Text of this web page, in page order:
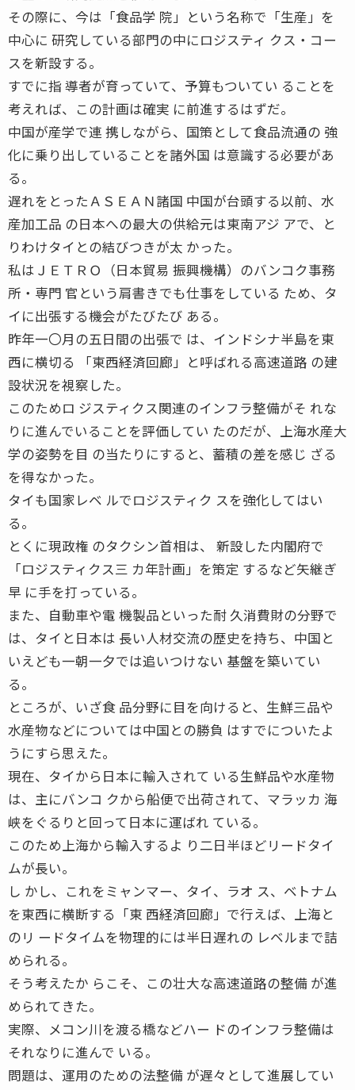
その際に、今は「食品学 院」という名称で「生産」を
中心に 研究している部門の中にロジスティ クス・コー
スを新設する。
すでに指 導者が育っていて、予算もついてい ることを
考えれば、この計画は確実 に前進するはずだ。
中国が産学で連 携しながら、国策として食品流通の 強
化に乗り出していることを諸外国 は意識する必要があ
る。
遅れをとったＡＳＥＡＮ諸国 中国が台頭する以前、水
産加工品 の日本への最大の供給元は東南アジ アで、と
りわけタイとの結びつきが太 かった。
私はＪＥＴＲＯ（日本貿易 振興機構）のバンコク事務
所・専門 官という肩書きでも仕事をしている ため、タ
イに出張する機会がたびたび ある。
昨年一〇月の五日間の出張で は、インドシナ半島を東
西に横切る 「東西経済回廊」と呼ばれる高速道路 の建
設状況を視察した。
このためロ ジスティクス関連のインフラ整備がそ れな
りに進んでいることを評価してい たのだが、上海水産大
学の姿勢を目 の当たりにすると、蓄積の差を感じ ざる
を得なかった。
タイも国家レベ ルでロジスティク スを強化してはい
る。
とくに現政権 のタクシン首相は、 新設した内閣府で
「ロジスティクス三 カ年計画」を策定 するなど矢継ぎ
早 に手を打っている。
また、自動車や電 機製品といった耐 久消費財の分野で
は、タイと日本は 長い人材交流の歴史を持ち、中国と
いえども一朝一夕では追いつけない 基盤を築いてい
る。
ところが、いざ食 品分野に目を向けると、生鮮三品や
水産物などについては中国との勝負 はすでについたよ
うにすら思えた。
現在、タイから日本に輸入されて いる生鮮品や水産物
は、主にバンコ クから船便で出荷されて、マラッカ 海
峡をぐるりと回って日本に運ばれ ている。
このため上海から輸入するよ り二日半ほどリードタイ
ムが長い。
し かし、これをミャンマー、タイ、ラオ ス、ベトナム
を東西に横断する「東 西経済回廊」で行えば、上海と
のリ ードタイムを物理的には半日遅れの レベルまで詰
められる。
そう考えたか らこそ、この壮大な高速道路の整備 が進
められてきた。
実際、メコン川を渡る橋などハー ドのインフラ整備は
それなりに進んで いる。
問題は、運用のための法整備 が遅々として進展してい